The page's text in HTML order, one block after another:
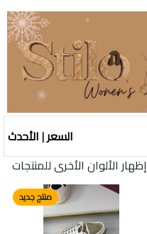
السعر|الأحدث
إظهار الألوان الأخرى للمنتجات
منتج جديد